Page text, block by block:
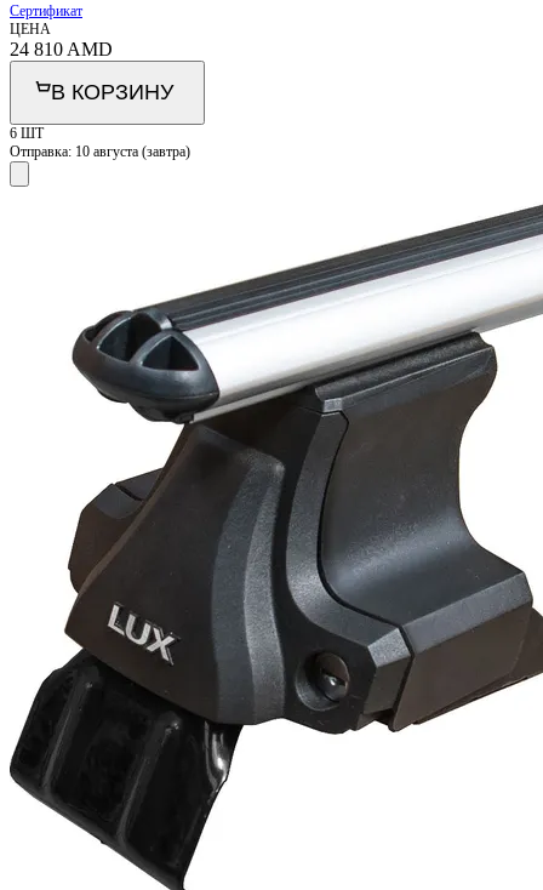
Сертификат
ЦЕНА
24 810 AMD
В КОРЗИНУ
6 ШТ
Отправка: 10 августа (завтра)